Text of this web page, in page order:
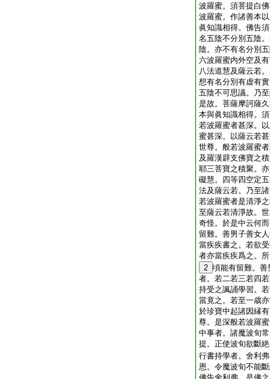
波羅蜜。須菩提白
波羅蜜。作諸善本
眞知識相得。佛告
名五陰不分別五陰
陰。亦不有名分別
六波羅蜜内外空及
八法道慧及薩云若
想有名分別有虚有
五陰不可思議。乃
是故。菩薩摩訶薩
本與眞知識相得。
若波羅蜜者甚深。
蜜甚深。以薩云若
世尊。般若波羅蜜
及羅漢辟支佛寶之
耶三菩寶之積聚。
礙慧。四等四空定
法及薩云若。乃至
若波羅蜜者是清淨
至薩云若清淨故。
奇怪。於是中云何
留難。善男子善女
當疾疾書之。若欲
者亦當疾疾爲之。
2 頃能有留難。
者。若二若三若四
持受之諷誦學習。
當竟之。若至一歳
於珍寶中起諸因縁
尊。是深般若波羅
中事者。諸魔波旬
提。正使波旬欲斷
行書持學者。舍利
恩。令魔波旬不能